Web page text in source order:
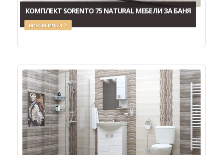
КОМПЛЕКТ SORENTO 75 NATURAL МЕБЕЛИ ЗА БАНЯ
виж всички >